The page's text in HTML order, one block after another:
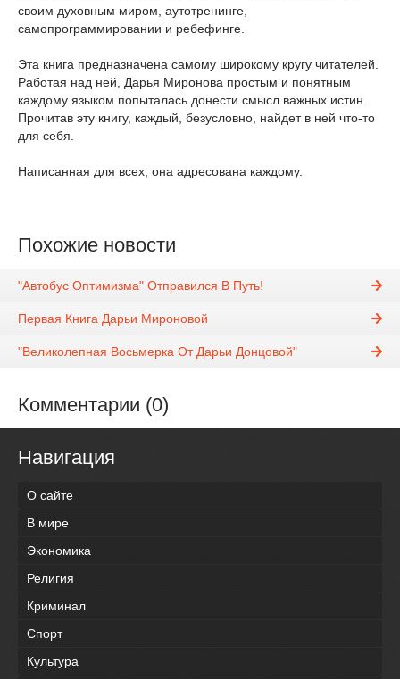
своим духовным миром, аутотренинге,
самопрограммировании и ребефинге.
Эта книга предназначена самому широкому кругу читателей.
Работая над ней, Дарья Миронова простым и понятным
каждому языком попыталась донести смысл важных истин.
Прочитав эту книгу, каждый, безусловно, найдет в ней что-то
для себя.
Написанная для всех, она адресована каждому.
Похожие новости
"Автобус Оптимизма" Отправился В Путь!
Первая Книга Дарьи Мироновой
"Великолепная Восьмерка От Дарьи Донцовой"
Комментарии (0)
Навигация
О сайте
В мире
Экономика
Религия
Криминал
Спорт
Культура